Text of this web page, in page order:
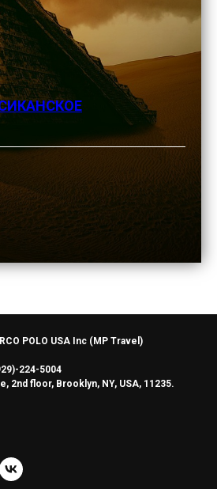
POLO USA Inc (MP Travel)
224-5004
2nd floor, Brooklyn, NY, USA, 11235.